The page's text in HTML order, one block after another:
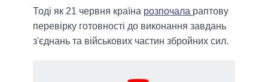
Тоді як 21 червня країна розпочала раптову
перевірку готовності до виконання завдань
з'єднань та військових частин збройних сил.